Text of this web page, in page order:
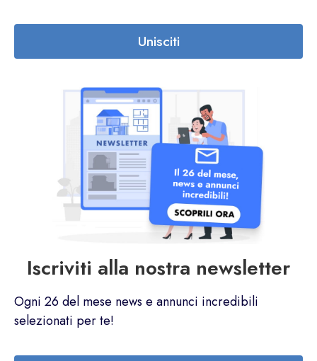
Unisciti
Iscriviti alla nostra newsletter
Ogni 26 del mese news e annunci incredibili
selezionati per te!